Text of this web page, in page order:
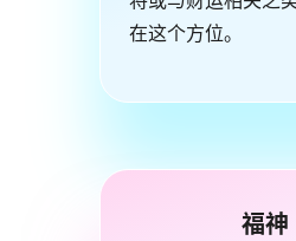
在这个方位。
福神